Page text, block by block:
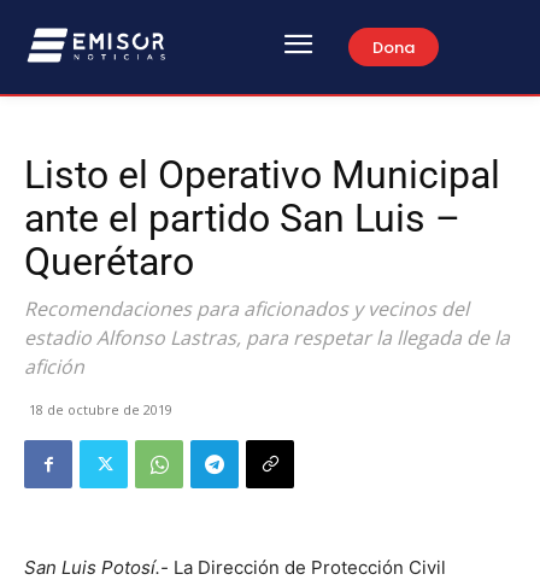
Dona
Listo el Operativo Municipal
ante el partido San Luis –
Querétaro
Recomendaciones para aficionados y vecinos del
estadio Alfonso Lastras, para respetar la llegada de la
afición
18 de octubre de 2019
San Luis Potosí.- La Dirección de Protección Civil